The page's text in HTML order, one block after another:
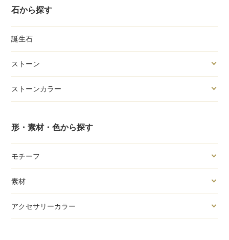
石から探す
誕生石
ストーン
ストーンカラー
形・素材・色から探す
モチーフ
素材
アクセサリーカラー